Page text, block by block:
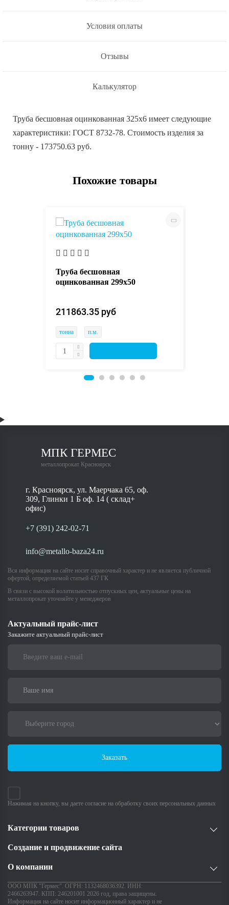
Условия оплаты
Отзывы
Калькулятор
Труба бесшовная оцинкованная 325х6 имеет следующие
характеристики: ГОСТ 8732-78. Стоимость изделия за
тонну - 173750.63 руб.
Похожие товары
Труба бесшовная
оцинкованная 299х50
211863.35 руб
тонна п.м.
МПК ГЕРМЕС
металлопрокат Красноярск
г. Красноярск, ул. Маерчака 65, оф.
309, Глинки 1 Б оф. 14 ( склад+
офис)
+7 (391) 242-02-71
info@metallo-baza24.ru
Вся информация на сайте носит справочный характер и не является публичной
офертой, определяемой статьей 437 ГК
В связи с высокой волатильностью отпускных цен, актуальные цены на
металлопрокат уточняйте у менеджеров
Актуальный прайс-лист
Закажите актуальный прайс-лист
Заказать
Нажимая на кнопку, вы даете согласие на обработку своих персональных данных
Категории товаров
Создание и продвижение сайта
О компании
ООО МПК "Гермес". ОГРН: 1132468036392. ИНН:
2466263947. КПП: 246201001 2026 год, права защищены.
Информация на сайте носит информационный характер и не